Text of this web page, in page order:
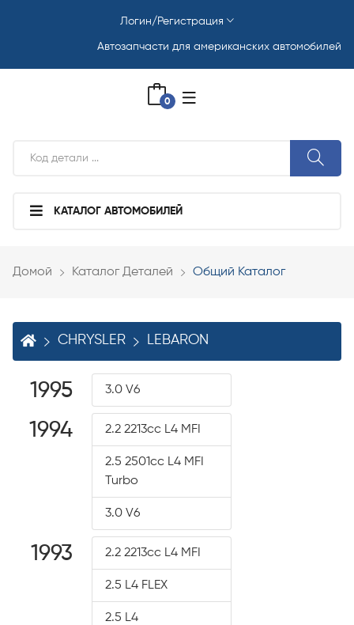
Автозапчасти для американских автомобилей
Логин/Регистрация
0
КАТАЛОГ АВТОМОБИЛЕЙ
Домой Каталог Деталей Общий Каталог
CHRYSLER LEBARON
1995 3.0 V6
1994 2.2 2213cc L4 MFI
2.5 2501cc L4 MFI
Turbo
3.0 V6
1993 2.2 2213cc L4 MFI
2.5 L4 FLEX
2.5 L4